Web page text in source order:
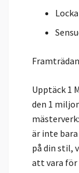
Upptäck 1
den 1
är inte
på din stil,
att vara för